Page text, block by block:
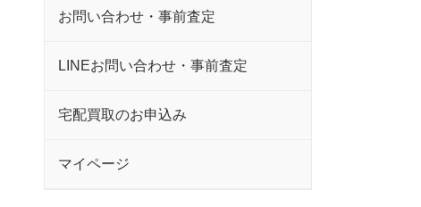
お問い合わせ・事前査定
LINEお問い合わせ・事前査定
宅配買取のお申込み
マイページ